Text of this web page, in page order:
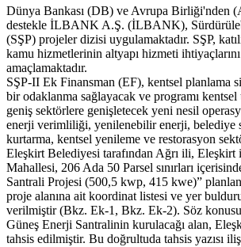
Dünya Bankası (DB) ve Avrupa Birliği'nden
destekle İLBANK A.Ş. (İLBANK),
(SŞP) projeler dizisi uygulamaktadır. SŞP,
kamu hizmetlerinin altyapı hizmeti
amaçlamaktadır.
SŞP-II Ek Finansman (EF), kentsel planlama
bir odaklanma sağlayacak ve programı kentsel
geniş sektörlere genişletecek yeni nesil
enerji verimliliği, yenilenebilir enerji, belediye
kurtarma, kentsel yenileme ve restorasyon
Eleşkirt Belediyesi tarafından Ağrı ili, Eleşkirt
Mahallesi, 206 Ada 50 Parsel sınırları
Santrali Projesi (500,5 kwp, 415 kwe)”
proje alanına ait koordinat listesi ve yer
verilmiştir (Bkz. Ek-1, Bkz. Ek-2). Söz konusu
Güneş Enerji Santralinin kurulacağı alan,
tahsis edilmiştir. Bu doğrultuda tahsis yazısı